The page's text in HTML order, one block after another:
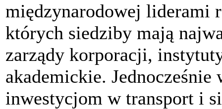
międzynarodowej liderami
których siedziby mają
zarządy korporacji,
akademickie.
inwestycjom w transport i